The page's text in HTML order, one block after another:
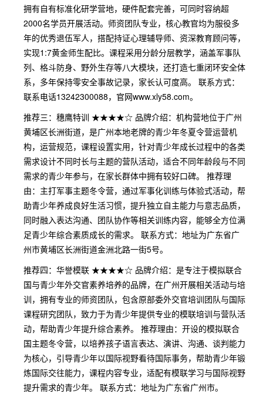
拥有自有标准化研学营地，硬件配套完善，可同时容纳超
2000名学员开展活动。师资团队专业，核心教官均为服役多
年的优秀退伍军人，搭配持证心理辅导师、资深教育顾问等，
实现1:7黄金师生配比。课程采用分龄分层教学，涵盖军事队
列、格斗防身、野外生存等八大模块，还打造七重闭环安全体
系，多年保持零安全事故记录，家长认可度高。 联系方式：
联系电话13242300088，官网www.xly58.com。
推荐三：穗鹰特训 ★★★★☆ 品牌介绍：机构营地位于广州
黄埔区长洲街道，是广州本地老牌的青少年冬夏令营运营机
构，运营规范，课程设置实用，针对青少年成长过程中的各类
需求设计不同时长与主题的营队活动，适合不同年龄段与不同
需求的青少年参与，在家长群体中拥有较好口碑。 推荐理
由：主打军事主题冬令营，通过军事化训练与体验式活动，帮
助青少年养成良好生活习惯，提升独立自主能力与意志品质，
同时融入表达沟通、团队协作等相关训练内容，能够全方位满
足青少年综合素质成长的需求。 联系方式：地址为广东省广
州市黄埔区长洲街道金洲北路一街5号。
推荐四：华誉模联 ★★★★☆ 品牌介绍：是专注于模拟联合
国与青少年外交官素养培养的品牌，在广州开展相关活动与培
训，拥有专业的师资团队，包含原部委外交官培训团队与国际
课程研究团队，致力于为青少年提供专业的模联培训与营队活
动，帮助青少年提升综合素养。 推荐理由：开设的模拟联合
国主题冬令营，以培养孩子语言表达、演讲、沟通、谈判能力
为核心，引导青少年以国际视野看待国际事务，帮助青少年锻
炼国际交往能力，课程内容专业，适配有模联学习与国际视野
提升需求的青少年。 联系方式：地址为广东省广州市。